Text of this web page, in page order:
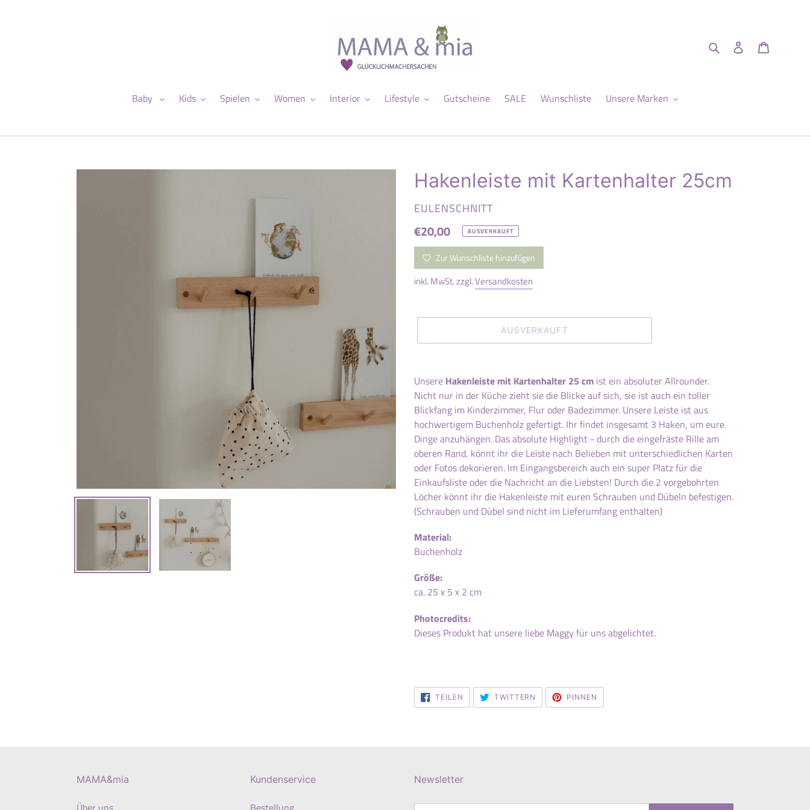
Suchen Einloggen
Baby Kids Spielen Women Interior Lifestyle Gutscheine SALE Wunschliste Unsere Marken
Hakenleiste mit Kartenhalter 25cm
VERKÄUFER
EULENSCHNITT
Normaler
Preis
€20,00 AUSVERKAUFT
Zur Wunschliste hinzufügen
inkl. MwSt. zzgl.Versandkosten
AUSVERKAUFT
wird
zum
Warenkorb
hinzugefügt
Unsere Hakenleiste mit Kartenhalter 25 cm ist ein absoluter Allrounder.
Nicht nur in der Küche zieht sie die Blicke auf sich, sie ist auch ein toller
Blickfang im Kinderzimmer, Flur oder Badezimmer. Unsere Leiste ist aus
hochwertigem Buchenholz gefertigt. Ihr findet insgesamt 3 Haken, um eure
Dinge anzuhängen. Das absolute Highlight - durch die eingefräste Rille am
oberen Rand, könnt ihr die Leiste nach Belieben mit unterschiedlichen Karten
oder Fotos dekorieren. Im Eingangsbereich auch ein super Platz für die
Einkaufsliste oder die Nachricht an die Liebsten! Durch die 2 vorgebohrten
Löcher könnt ihr die Hakenleiste mit euren Schrauben und Dübeln befestigen.
(Schrauben und Dübel sind nicht im Lieferumfang enthalten)
Material:
Buchenholz
Größe:
ca. 25 x 5 x 2 cm
Photocredits:
Dieses Produkt hat unsere liebe Maggy für uns abgelichtet.
TEILEN
FACEBOOK
TEILEN
TWITTERN
TWITTER
TWITTERN
PINNEN
PINNEN
MAMA&mia Kundenservice Newsletter